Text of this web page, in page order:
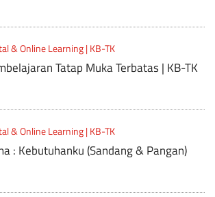
& Online Learning | KB-TK
Tatap Muka Terbatas | KB-TK
& Online Learning | KB-TK
: Kebutuhanku (Sandang & Pangan)